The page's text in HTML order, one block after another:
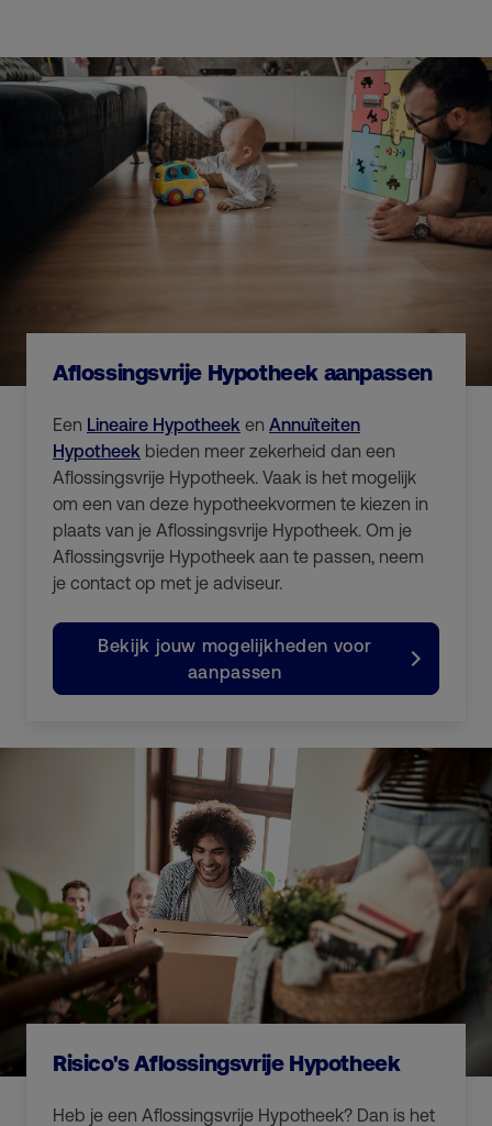
Aflossingsvrije Hypotheek aanpassen
Een Lineaire Hypotheek en Annuïteiten
Hypotheek bieden meer zekerheid dan een
Aflossingsvrije Hypotheek. Vaak is het mogelijk
om een van deze hypotheekvormen te kiezen in
plaats van je Aflossingsvrije Hypotheek. Om je
Aflossingsvrije Hypotheek aan te passen, neem
je contact op met je adviseur.
Bekijk jouw mogelijkheden voor
aanpassen
Risico's Aflossingsvrije Hypotheek
Heb je een Aflossingsvrije Hypotheek? Dan is het